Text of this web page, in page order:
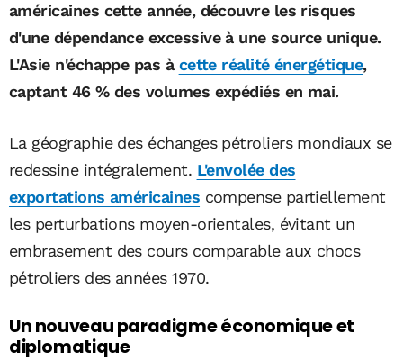
américaines cette année, découvre les risques
d'une dépendance excessive à une source unique.
L'Asie n'échappe pas à cette réalité énergétique,
captant 46 % des volumes expédiés en mai.
La géographie des échanges pétroliers mondiaux se
redessine intégralement. L'envolée des
exportations américaines compense partiellement
les perturbations moyen-orientales, évitant un
embrasement des cours comparable aux chocs
pétroliers des années 1970.
Un nouveau paradigme économique et
diplomatique